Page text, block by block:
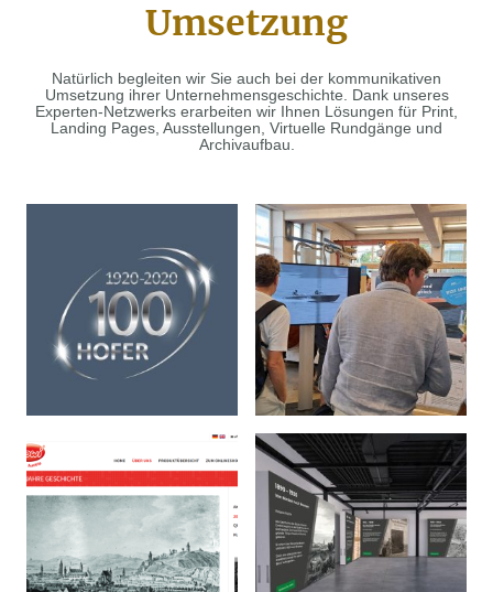
Umsetzung
Natürlich begleiten wir Sie auch bei der kommunikativen
Umsetzung ihrer Unternehmensgeschichte. Dank unseres
Experten-Netzwerks erarbeiten wir Ihnen Lösungen für Print,
Landing Pages, Ausstellungen, Virtuelle Rundgänge und
Archivaufbau.